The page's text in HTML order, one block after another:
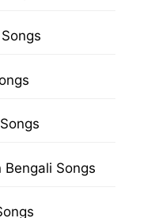
Bengali Songs